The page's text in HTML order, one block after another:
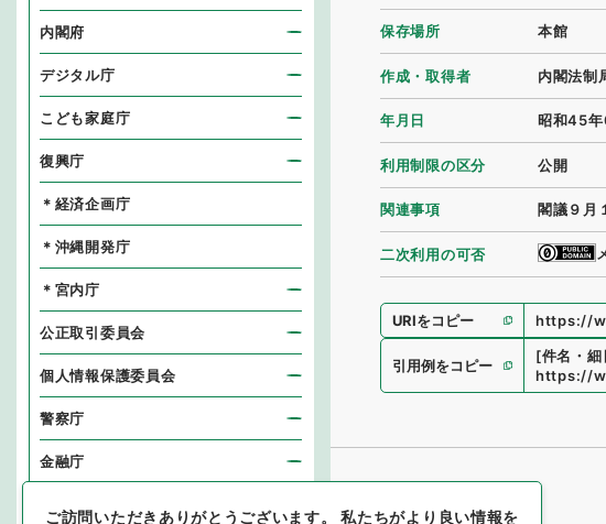
保存場所 本館
作成・取得者 内閣法制
年月日 昭和45
利用制限の区分 公開
関連事項 閣議９月
二次利用の可否
URIをコピー https://
引用例をコピー
[件名・細
https://
内閣府
デジタル庁
こども家庭庁
復興庁
＊経済企画庁
＊沖縄開発庁
＊宮内庁
公正取引委員会
個人情報保護委員会
警察庁
金融庁
ご訪問いただきありがとうございます。私たちがより良い情報を